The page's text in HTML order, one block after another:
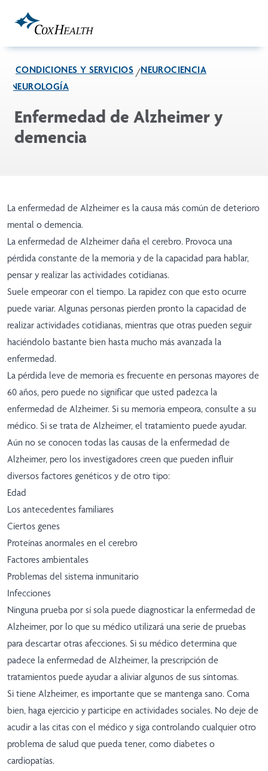
CONDICIONES Y SERVICIOS
NEUROCIENCIA
NEUROLOGÍA
Enfermedad de Alzheimer y
demencia
La enfermedad de Alzheimer es la causa más común de deterioro
mental o demencia.
La enfermedad de Alzheimer daña el cerebro. Provoca una
pérdida constante de la memoria y de la capacidad para hablar,
pensar y realizar las actividades cotidianas.
Suele empeorar con el tiempo. La rapidez con que esto ocurre
puede variar. Algunas personas pierden pronto la capacidad de
realizar actividades cotidianas, mientras que otras pueden seguir
haciéndolo bastante bien hasta mucho más avanzada la
enfermedad.
La pérdida leve de memoria es frecuente en personas mayores de
60 años, pero puede no significar que usted padezca la
enfermedad de Alzheimer. Si su memoria empeora, consulte a su
médico. Si se trata de Alzheimer, el tratamiento puede ayudar.
Aún no se conocen todas las causas de la enfermedad de
Alzheimer, pero los investigadores creen que pueden influir
diversos factores genéticos y de otro tipo:
Edad
Los antecedentes familiares
Ciertos genes
Proteínas anormales en el cerebro
Factores ambientales
Problemas del sistema inmunitario
Infecciones
Ninguna prueba por sí sola puede diagnosticar la enfermedad de
Alzheimer, por lo que su médico utilizará una serie de pruebas
para descartar otras afecciones. Si su médico determina que
padece la enfermedad de Alzheimer, la prescripción de
tratamientos puede ayudar a aliviar algunos de sus síntomas.
Si tiene Alzheimer, es importante que se mantenga sano. Coma
bien, haga ejercicio y participe en actividades sociales. No deje de
acudir a las citas con el médico y siga controlando cualquier otro
problema de salud que pueda tener, como diabetes o
cardiopatías.